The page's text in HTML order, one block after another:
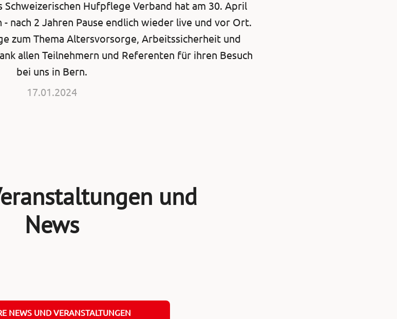
Schweizerischen Hufpflege Verband hat am 30. April
nach 2 Jahren Pause endlich wieder live und vor Ort.
zum Thema Altersvorsorge, Arbeitssicherheit und
allen Teilnehmern und Referenten für ihren Besuch
bei uns in Bern.
17.01.2024
und
News
NEWS UND VERANSTALTUNGEN